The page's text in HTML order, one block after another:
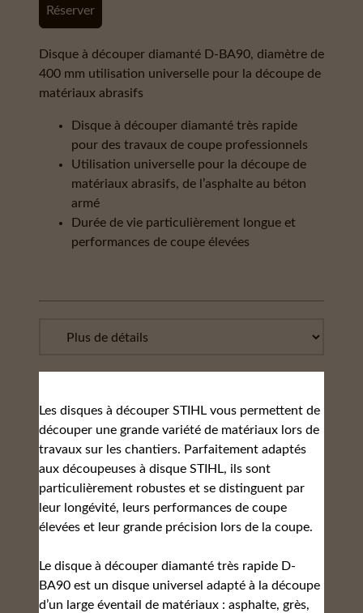
Réserver
Disque à découper diamanté D-BA90, diamètre de
400 mm utilisation universelle pour la découpe de
matériaux abrasifs
Disque à découper diamanté très rapide
pour des travaux de coupe professionnels
Utilisation universelle pour la découpe de
matériaux abrasifs, de l’asphalte au béton
armé
Durée de vie particulièrement longue et
performances de coupe élevées
Les disques à découper STIHL vous permettent de
découper une grande variété de matériaux lors de
travaux sur les chantiers. Parfaitement adaptés
aux découpeuses à disque STIHL, ils sont
particulièrement robustes et se distinguent par
leur longévité, leurs performances de coupe
élevées et leur grande précision lors de la coupe.
Le disque à découper diamanté très rapide D-
BA90 est un disque universel adapté à la découpe
d’un large éventail de matériaux : asphalte, grès,